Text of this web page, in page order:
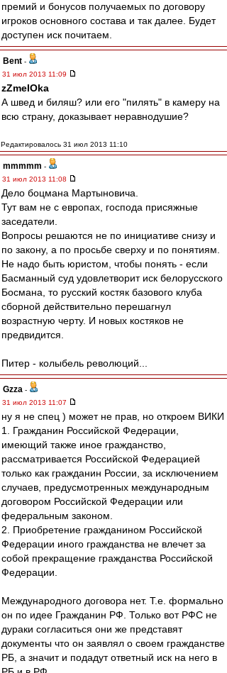
премий и бонусов получаемых по договору
игроков основного состава и так далее. Будет
доступен иск почитаем.
Bent -
31 июл 2013 11:09
zZmeIOka
А швед и биляш? или его "пилять" в камеру на
всю страну, доказывает неравнодушие?
Редактировалось 31 июл 2013 11:10
mmmmm -
31 июл 2013 11:08
Дело боцмана Мартыновича.
Тут вам не с европах, господа присяжные
заседатели.
Вопросы решаются не по инициативе снизу и
по закону, а по просьбе сверху и по понятиям.
Не надо быть юристом, чтобы понять - если
Басманный суд удовлетворит иск белорусского
Босмана, то русский костяк базового клуба
сборной действительно перешагнул
возрастную черту. И новых костяков не
предвидится.
Питер - колыбель революций...
Gzza -
31 июл 2013 11:07
ну я не спец ) может не прав, но откроем ВИКИ
1. Гражданин Российской Федерации,
имеющий также иное гражданство,
рассматривается Российской Федерацией
только как гражданин России, за исключением
случаев, предусмотренных международным
договором Российской Федерации или
федеральным законом.
2. Приобретение гражданином Российской
Федерации иного гражданства не влечет за
собой прекращение гражданства Российской
Федерации.
Международного договора нет. Т.е. формально
он по идее Гражданин РФ. Только вот РФС не
дураки согласиться они же представят
документы что он заявлял о своем гражданстве
РБ, а значит и подадут ответный иск на него в